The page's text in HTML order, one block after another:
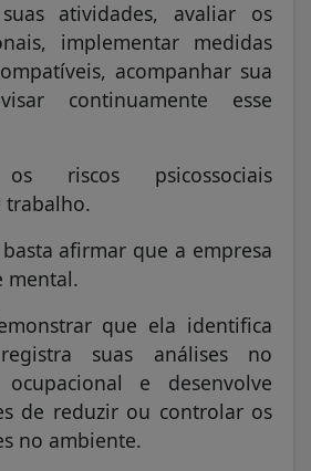
atividades, avaliar os
implementar medidas
acompanhar sua
continuamente esse
riscos psicossociais
trabalho.
afirmar que a empresa
mental.
que ela identifica
suas análises no
ocupacional e desenvolve
de reduzir ou controlar os
no ambiente.